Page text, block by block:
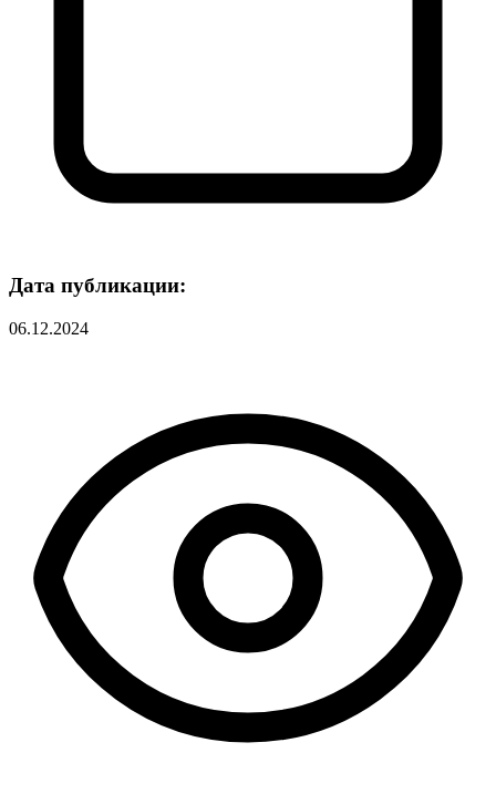
Дата публикации:
06.12.2024